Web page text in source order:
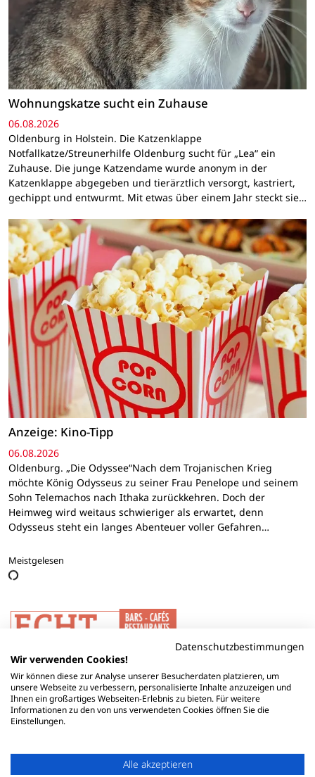
Wohnungskatze sucht ein Zuhause
06.08.2026
Oldenburg in Holstein. Die Katzenklappe
Notfallkatze/Streunerhilfe Oldenburg sucht für „Lea“ ein
Zuhause. Die junge Katzendame wurde anonym in der
Katzenklappe abgegeben und tierärztlich versorgt, kastriert,
gechippt und entwurmt. Mit etwas über einem Jahr steckt sie…
Anzeige: Kino-Tipp
06.08.2026
Oldenburg. „Die Odyssee“Nach dem Trojanischen Krieg
möchte König Odysseus zu seiner Frau Penelope und seinem
Sohn Telemachos nach Ithaka zurückkehren. Doch der
Heimweg wird weitaus schwieriger als erwartet, denn
Odysseus steht ein langes Abenteuer voller Gefahren…
Meistgelesen
Datenschutzbestimmungen
Wir verwenden Cookies!
Wir können diese zur Analyse unserer Besucherdaten platzieren, um
unsere Webseite zu verbessern, personalisierte Inhalte anzuzeigen und
Ihnen ein großartiges Webseiten-Erlebnis zu bieten. Für weitere
Informationen zu den von uns verwendeten Cookies öffnen Sie die
Einstellungen.
Alle akzeptieren